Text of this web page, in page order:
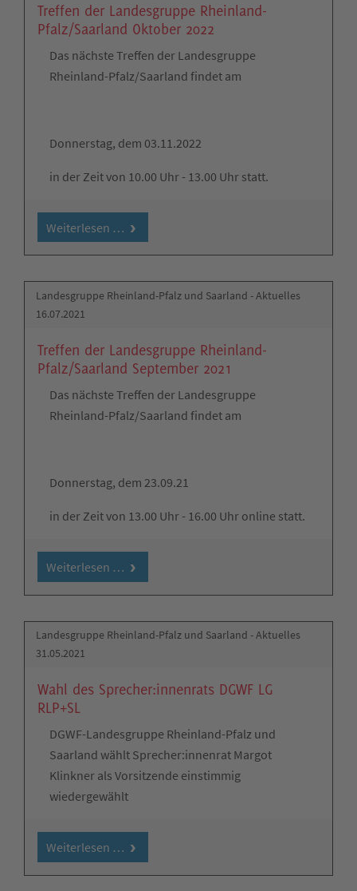
Treffen der Landesgruppe Rheinland-
Pfalz/Saarland Oktober 2022
Das nächste Treffen der Landesgruppe
Rheinland-Pfalz/Saarland findet am
Donnerstag, dem 03.11.2022
in der Zeit von 10.00 Uhr - 13.00 Uhr statt.
Weiterlesen …
Landesgruppe Rheinland-Pfalz und Saarland - Aktuelles
16.07.2021
Treffen der Landesgruppe Rheinland-
Pfalz/Saarland September 2021
Das nächste Treffen der Landesgruppe
Rheinland-Pfalz/Saarland findet am
Donnerstag, dem 23.09.21
in der Zeit von 13.00 Uhr - 16.00 Uhr online statt.
Weiterlesen …
Landesgruppe Rheinland-Pfalz und Saarland - Aktuelles
31.05.2021
Wahl des Sprecher:innenrats DGWF LG
RLP+SL
DGWF-Landesgruppe Rheinland-Pfalz und
Saarland wählt Sprecher:innenrat Margot
Klinkner als Vorsitzende einstimmig
wiedergewählt
Weiterlesen …